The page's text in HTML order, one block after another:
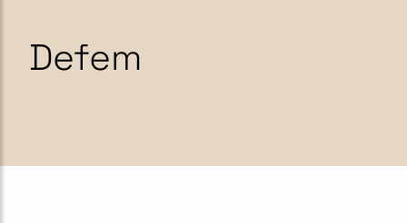
Defem